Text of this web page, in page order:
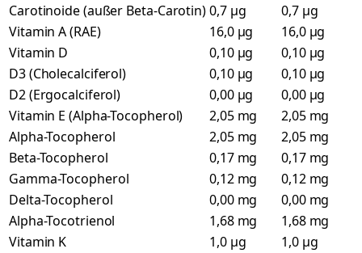
Carotinoide (außer Beta-Carotin)0,7 µg
0,7 µg
Vitamin A (RAE)
16,0 µg
16,0 µg
Vitamin D
0,10 µg
0,10 µg
D3 (Cholecalciferol)
0,10 µg
0,10 µg
D2 (Ergocalciferol)
0,00 µg
0,00 µg
Vitamin E (Alpha-Tocopherol)
2,05 mg
2,05 mg
Alpha-Tocopherol
2,05 mg
2,05 mg
Beta-Tocopherol
0,17 mg
0,17 mg
Gamma-Tocopherol
0,12 mg
0,12 mg
Delta-Tocopherol
0,00 mg
0,00 mg
Alpha-Tocotrienol
1,68 mg
1,68 mg
Vitamin K
1,0 µg
1,0 µg